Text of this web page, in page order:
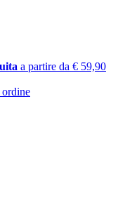
a partire da € 59,90